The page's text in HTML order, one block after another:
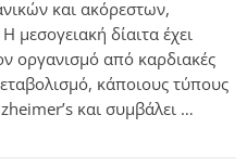
και ακόρεστων,
μεσογειακή δίαιτα έχει
οργανισμό από καρδιακές
κάποιους τύπους
και συμβάλει …